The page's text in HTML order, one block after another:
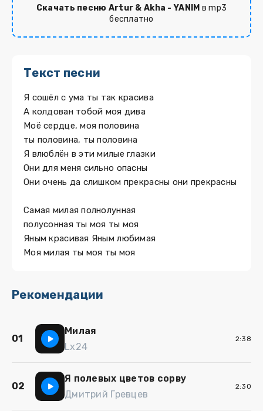
Скачать песню Artur & Akha - YANIM в mp3
бесплатно
Текст песни
Я сошёл с ума ты так красива
А колдован тобой моя дива
Моё сердце, моя половина
ты половина, ты половина
Я влюблён в эти милые глазки
Они для меня сильно опасны
Они очень да слишком прекрасны они прекрасны
Самая милая полнолунная
полусонная ты моя ты моя
Яным красивая Яным любимая
Моя милая ты моя ты моя
Рекомендации
01
Милая
Lx24
2:38
02
Я полевых цветов сорву
Дмитрий Гревцев
2:30